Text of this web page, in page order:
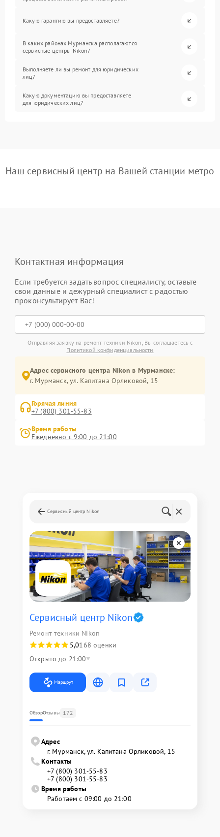
Какую гарантию вы предоставляете?
В каких районах Мурманска располагаются
сервисные центры Nikon?
Выполняете ли вы ремонт для юридических
лиц?
Какую документацию вы предоставляете
для юридических лиц?
Наш сервисный центр на Вашей станции метро
Контактная информация
Если требуется задать вопрос специалисту, оставьте
свои данные и дежурный специалист с радостью
проконсультирует Вас!
Отправляя заявку на ремонт техники Nikon, Вы соглашаетесь с
Политикой конфиденциальности
Адрес сервисного центра Nikon в Мурманске:
г. Мурманск, ул. Капитана Орликовой, 15
Горячая линия
+7 (800) 301-55-83
Время работы
Ежедневно с 9:00 до 21:00
Сервисный центр Nikon
Сервисный центр Nikon
Ремонт техники Nikon
5,0168 оценки
Открыто до 21:00
Маршрут
ОбзорОтзывы 172
Адрес
г. Мурманск, ул. Капитана Орликовой, 15
Контакты
+7 (800) 301-55-83
+7 (800) 301-55-83
Время работы
Работаем с 09:00 до 21:00